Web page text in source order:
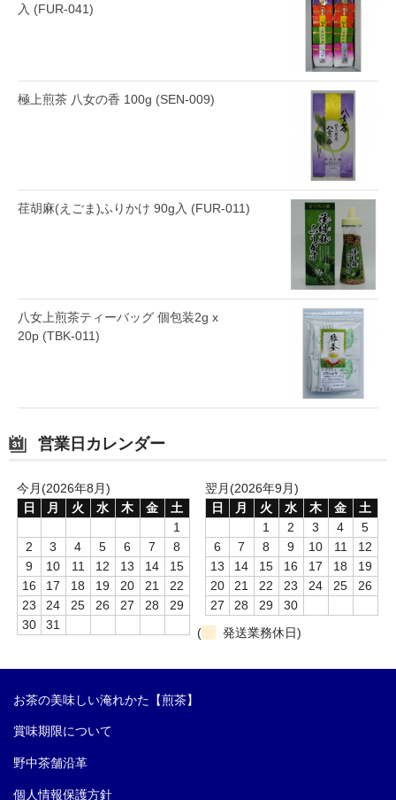
入 (FUR-041)
極上煎茶 八女の香 100g (SEN-009)
荏胡麻(えごま)ふりかけ 90g入 (FUR-011)
八女上煎茶ティーバッグ 個包装2g x
20p (TBK-011)
営業日カレンダー
今月(2026年8月)
日
月 火 水 木 金
土
1
2
3 4 5 6 7
8
9
10 11 12 13 14
15
16
17 18 19 20 21
22
23
24 25 26 27 28
29
30
31
翌月(2026年9月)
日
月 火 水 木 金
土
1
2 3 4
5
6
7 8 9 10 11
12
13
14 15 16 17 18
19
20
21 22 23 24 25
26
27
28 29
30
(
発送業務休日)
お茶の美味しい淹れかた【煎茶】
賞味期限について
野中茶舗沿革
個人情報保護方針